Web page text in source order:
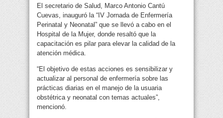
El secretario de Salud, Marco Antonio Cantú
Cuevas, inauguró la “IV Jornada de Enfermería
Perinatal y Neonatal” que se llevó a cabo en el
Hospital de la Mujer, donde resaltó que la
capacitación es pilar para elevar la calidad de la
atención médica.
“El objetivo de estas acciones es sensibilizar y
actualizar al personal de enfermería sobre las
prácticas diarias en el manejo de la usuaria
obstétrica y neonatal con temas actuales”,
mencionó.